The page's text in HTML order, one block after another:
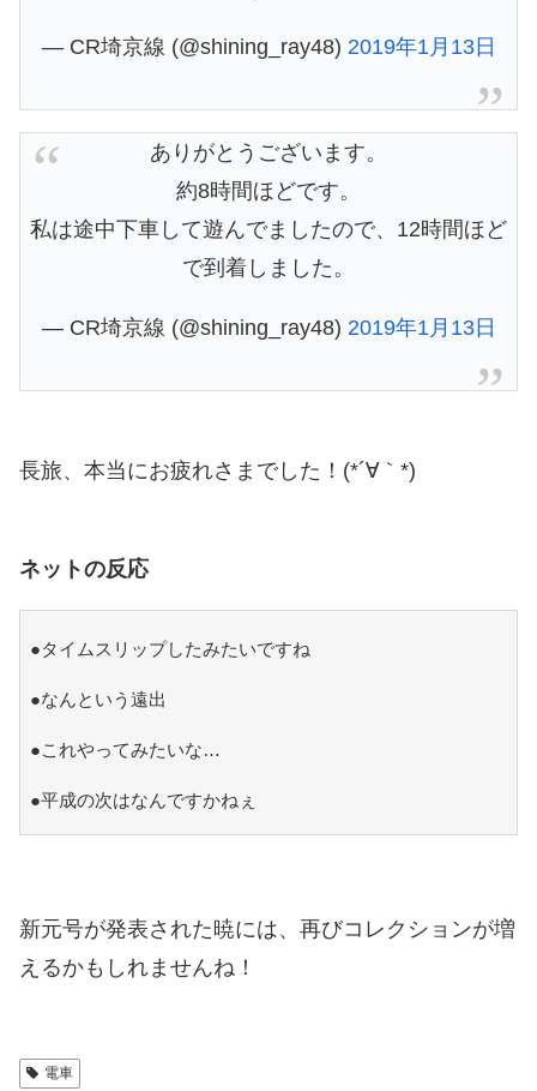
— CR埼京線 (@shining_ray48) 2019年1月13日
ありがとうございます。
約8時間ほどです。
私は途中下車して遊んでましたので、12時間ほど
で到着しました。
— CR埼京線 (@shining_ray48) 2019年1月13日
長旅、本当にお疲れさまでした！(*´∀｀*)
ネットの反応
●タイムスリップしたみたいですね
●なんという遠出
●これやってみたいな…
●平成の次はなんですかねぇ
新元号が発表された暁には、再びコレクションが増
えるかもしれませんね！
電車